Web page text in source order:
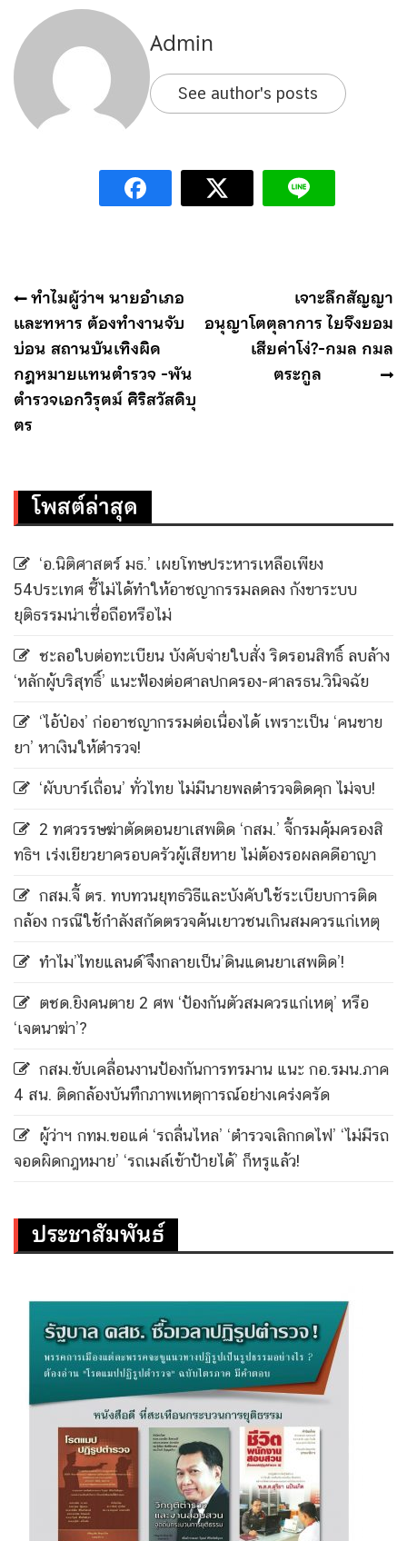
Admin
See author's posts
แนะแนว
เรื่อง
ทำไมผู้ว่าฯ นายอำเภอ
และทหาร ต้องทำงานจับ
บ่อน สถานบันเทิงผิด
กฎหมายแทนตำรวจ -พัน
ตำรวจเอกวิรุตม์ ศิริสวัสดิบุ
ตร
เจาะลึกสัญญา
อนุญาโตตุลาการ ไยจึงยอม
เสียค่าโง่?-กมล กมล
ตระกูล
โพสต์ล่าสุด
‘อ.นิติศาสตร์ มธ.’ เผยโทษประหารเหลือเพียง
54ประเทศ ชี้ไม่ได้ทำให้อาชญากรรมลดลง กังขาระบบ
ยุติธรรมน่าเชื่อถือหรือไม่
ชะลอใบต่อทะเบียน บังคับจ่ายใบสั่ง ริดรอนสิทธิ์ ลบล้าง
‘หลักผู้บริสุทธิ์’ แนะฟ้องต่อศาลปกครอง-ศาลรธน.วินิจฉัย
‘ไอ้ป๋อง’ ก่ออาชญากรรมต่อเนื่องได้ เพราะเป็น ‘คนขาย
ยา’ หาเงินให้ตำรวจ!
‘ผับบาร์เถื่อน’ ทั่วไทย ไม่มีนายพลตำรวจติดคุก ไม่จบ!
2 ทศวรรษฆ่าตัดตอนยาเสพติด ‘กสม.’ จี้กรมคุ้มครองสิ
ทธิฯ เร่งเยียวยาครอบครัวผู้เสียหาย ไม่ต้องรอผลคดีอาญา
กสม.จี้ ตร. ทบทวนยุทธวิธีและบังคับใช้ระเบียบการติด
กล้อง กรณีใช้กำลังสกัดตรวจค้นเยาวชนเกินสมควรแก่เหตุ
ทำไม’ไทยแลนด์’จึงกลายเป็น’ดินแดนยาเสพติด’!
ตชด.ยิงคนตาย 2 ศพ ‘ป้องกันตัวสมควรแก่เหตุ’ หรือ
‘เจตนาฆ่า’?
กสม.ขับเคลื่อนงานป้องกันการทรมาน แนะ กอ.รมน.ภาค
4 สน. ติดกล้องบันทึกภาพเหตุการณ์อย่างเคร่งครัด
ผู้ว่าฯ กทม.ขอแค่ ‘รถลื่นไหล’ ‘ตำรวจเลิกกดไฟ’ ‘ไม่มีรถ
จอดผิดกฎหมาย’ ‘รถเมล์เข้าป้ายได้’ ก็หรูแล้ว!
ประชาสัมพันธ์